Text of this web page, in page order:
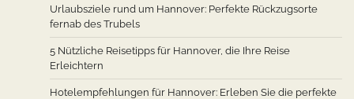
Urlaubsziele rund um Hannover: Perfekte Rückzugsorte
fernab des Trubels
5 Nützliche Reisetipps für Hannover, die Ihre Reise
Erleichtern
Hotelempfehlungen für Hannover: Erleben Sie die perfekte